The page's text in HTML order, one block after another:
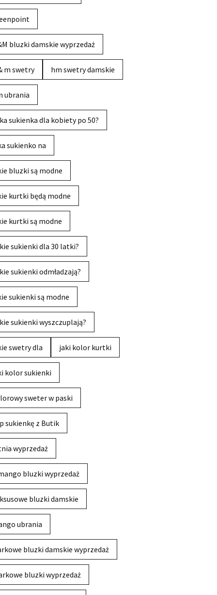
bluzki damskie wyprzedaż
m swetry hm swetry damskie
ubrania
sukienka dla kobiety po 50?
sukienko na
bluzki są modne
kurtki będą modne
kurtki są modne
sukienki dla 30 latki?
sukienki odmładzają?
sukienki są modne
sukienki wyszczuplają?
swetry dla jaki kolor kurtki
kolor sukienki
sweter w paski
sukienkę z Butik
wyprzedaż
bluzki wyprzedaż
bluzki damskie
ubrania
bluzki damskie wyprzedaż
bluzki wyprzedaż